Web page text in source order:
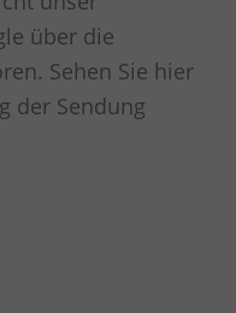
über die
Sehen Sie hier
der Sendung